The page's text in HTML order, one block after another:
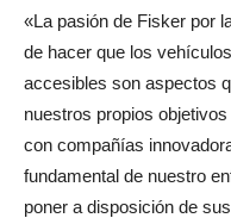
«La pasión de Fisker por
de hacer que los
accesibles son aspectos
nuestros propios
con compañías
fundamental de nuestro
poner a disposición de